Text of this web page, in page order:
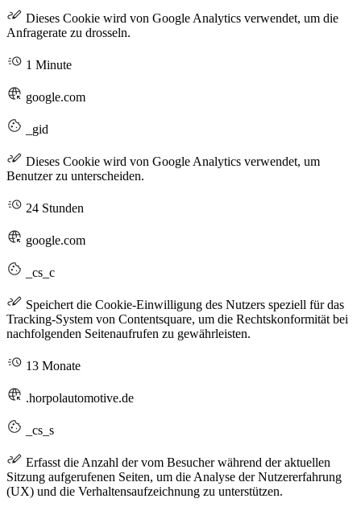
Dieses Cookie wird von Google Analytics verwendet, um die
Anfragerate zu drosseln.
1 Minute
google.com
_gid
Dieses Cookie wird von Google Analytics verwendet, um
Benutzer zu unterscheiden.
24 Stunden
google.com
_cs_c
Speichert die Cookie-Einwilligung des Nutzers speziell für das
Tracking-System von Contentsquare, um die Rechtskonformität bei
nachfolgenden Seitenaufrufen zu gewährleisten.
13 Monate
.horpolautomotive.de
_cs_s
Erfasst die Anzahl der vom Besucher während der aktuellen
Sitzung aufgerufenen Seiten, um die Analyse der Nutzererfahrung
(UX) und die Verhaltensaufzeichnung zu unterstützen.